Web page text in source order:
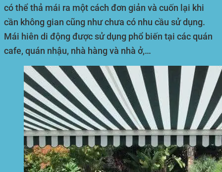
có thể thả mái ra một cách đơn giản và cuốn lại khi
cần không gian cũng như chưa có nhu cầu sử dụng.
Mái hiên di động được sử dụng phổ biến tại các quán
cafe, quán nhậu, nhà hàng và nhà ở,…